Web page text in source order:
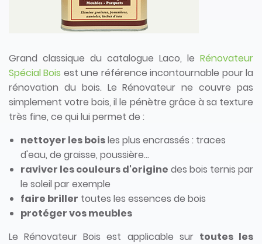
Grand classique du catalogue Laco, le Rénovateur
Spécial Bois est une référence incontournable pour la
rénovation du bois. Le Rénovateur ne couvre pas
simplement votre bois, il le pénètre grâce à sa texture
très fine, ce qui lui permet de :
nettoyer les boisles plus encrassés : traces
d'eau, de graisse, poussière...
raviver les couleurs d'origine des bois ternis par
le soleil par exemple
faire briller toutes les essences de bois
protéger vos meubles
Le Rénovateur Bois est applicable sur toutes les